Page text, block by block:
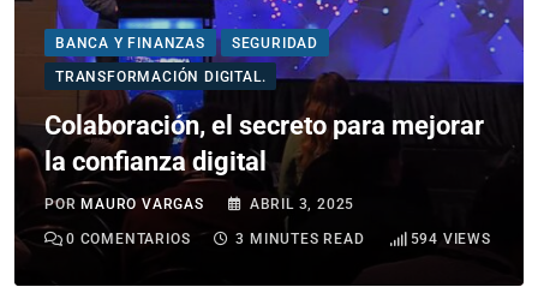
BANCA Y FINANZAS
SEGURIDAD
TRANSFORMACIÓN DIGITAL.
Colaboración, el secreto para mejorar
la confianza digital
POR MAURO VARGAS ABRIL 3, 2025
0 COMENTARIOS 3 MINUTES READ 594 VIEWS